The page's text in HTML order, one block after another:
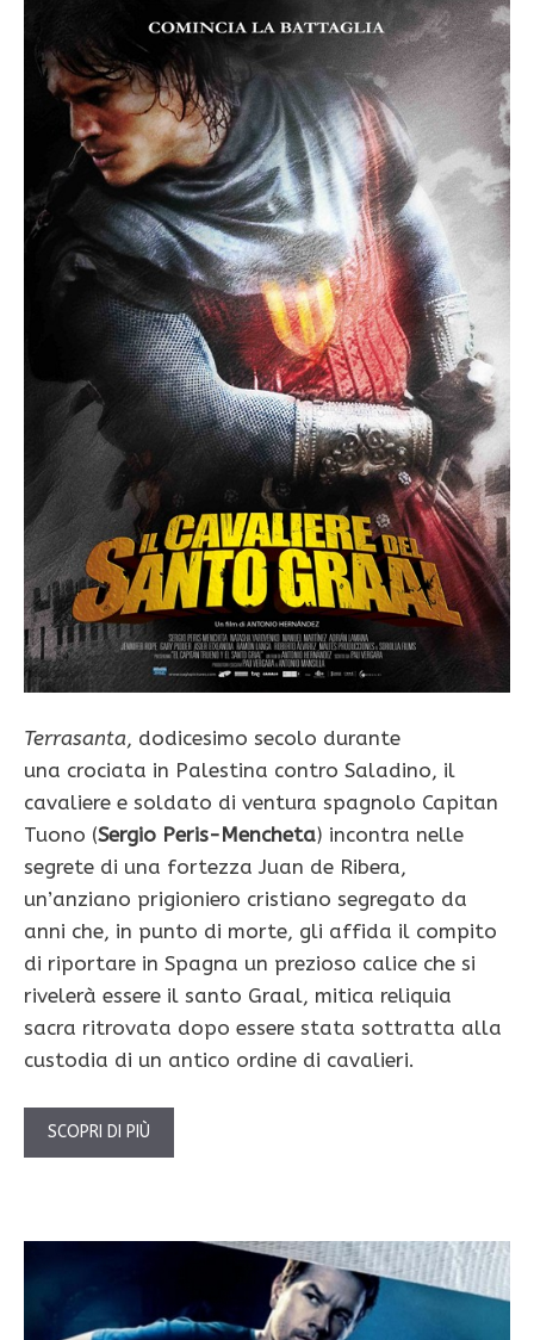
Terrasanta, dodicesimo secolo durante
una crociata in Palestina contro Saladino, il
cavaliere e soldato di ventura spagnolo Capitan
Tuono (Sergio Peris-Mencheta) incontra nelle
segrete di una fortezza Juan de Ribera,
un’anziano prigioniero cristiano segregato da
anni che, in punto di morte, gli affida il compito
di riportare in Spagna un prezioso calice che si
rivelerà essere il santo Graal, mitica reliquia
sacra ritrovata dopo essere stata sottratta alla
custodia di un antico ordine di cavalieri.
SCOPRI DI PIÙ